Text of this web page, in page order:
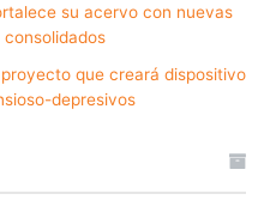
su acervo con nuevas
que creará dispositivo
depresivos